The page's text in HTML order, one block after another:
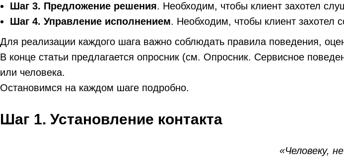
Шаг 3. Предложение решения. Необходим, чтобы клиент захотел
Шаг 4. Управление исполнением. Необходим, чтобы клиент захотел
Для реализации каждого шага важно соблюдать правила поведения,
В конце статьи предлагается опросник (см. Опросник. Сервисное
или человека.
Остановимся на каждом шаге подробно.
Шаг 1. Установление контакта
«Человеку,